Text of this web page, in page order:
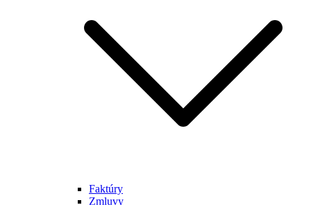
Faktúry
Zmluvy